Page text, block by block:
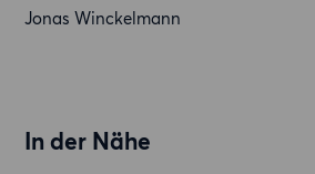
Jonas Winckelmann
In der Nähe